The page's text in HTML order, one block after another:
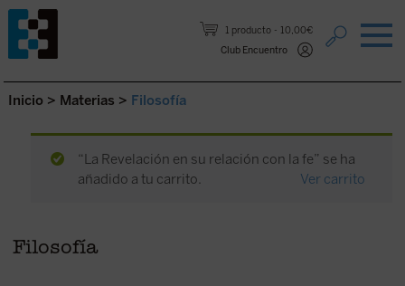
1 producto
10,00€
Club Encuentro
Saltar al contenido.
Inicio > Materias > Filosofía
“La Revelación en su relación con la fe” se ha
añadido a tu carrito.
Ver carrito
Filosofía